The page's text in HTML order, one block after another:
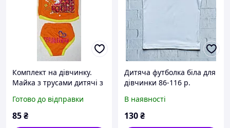
Комплект на дівчинку.
Майка з трусами дитячі з
80)
Готово до відправки
85₴
Дитяча футболка біла для
дівчинки 86-116 р.
В наявності
130₴